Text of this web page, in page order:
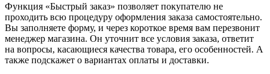
Функция «Быстрый заказ» позволяет покупателю не
проходить всю процедуру оформления заказа самостоятельно.
Вы заполняете форму, и через короткое время вам перезвонит
менеджер магазина. Он уточнит все условия заказа, ответит
на вопросы, касающиеся качества товара, его особенностей. А
также подскажет о вариантах оплаты и доставки.